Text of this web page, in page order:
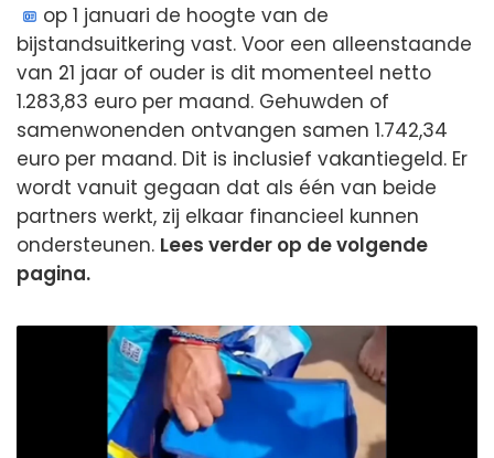
op 1 januari de hoogte van de
bijstandsuitkering vast. Voor een alleenstaande
van 21 jaar of ouder is dit momenteel netto
1.283,83 euro per maand. Gehuwden of
samenwonenden ontvangen samen 1.742,34
euro per maand. Dit is inclusief vakantiegeld. Er
wordt vanuit gegaan dat als één van beide
partners werkt, zij elkaar financieel kunnen
ondersteunen. Lees verder op de volgende
pagina.